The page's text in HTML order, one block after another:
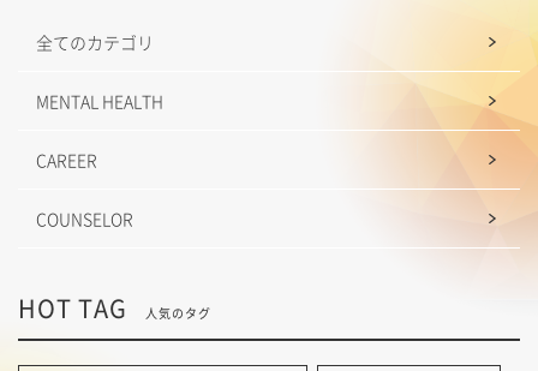
全てのカテゴリ
MENTAL HEALTH
CAREER
COUNSELOR
HOT TAG 人気のタグ